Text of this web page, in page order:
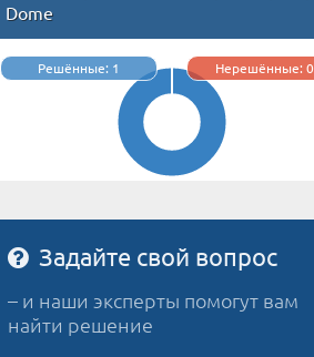
Dome
Решённые: 1 Нерешённые: 0
Задайте свой вопрос
– и наши эксперты помогут вам
найти решение